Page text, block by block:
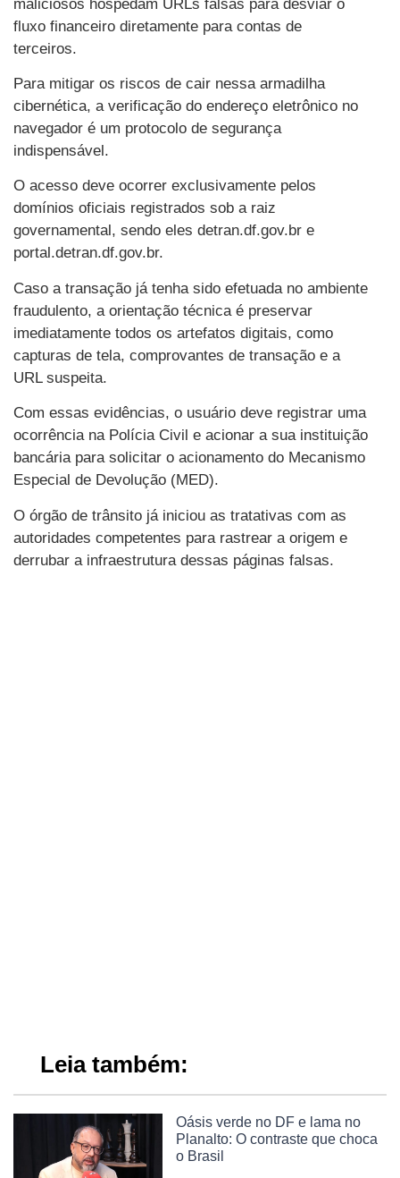
maliciosos hospedam URLs falsas para desviar o
fluxo financeiro diretamente para contas de
terceiros.
Para mitigar os riscos de cair nessa armadilha
cibernética, a verificação do endereço eletrônico no
navegador é um protocolo de segurança
indispensável.
O acesso deve ocorrer exclusivamente pelos
domínios oficiais registrados sob a raiz
governamental, sendo eles detran.df.gov.br e
portal.detran.df.gov.br.
Caso a transação já tenha sido efetuada no ambiente
fraudulento, a orientação técnica é preservar
imediatamente todos os artefatos digitais, como
capturas de tela, comprovantes de transação e a
URL suspeita.
Com essas evidências, o usuário deve registrar uma
ocorrência na Polícia Civil e acionar a sua instituição
bancária para solicitar o acionamento do Mecanismo
Especial de Devolução (MED).
O órgão de trânsito já iniciou as tratativas com as
autoridades competentes para rastrear a origem e
derrubar a infraestrutura dessas páginas falsas.
Leia também:
Oásis verde no DF e lama no
Planalto: O contraste que choca
o Brasil